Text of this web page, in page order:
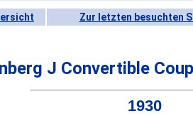
Zur letzten besuchten
J Convertible
1930